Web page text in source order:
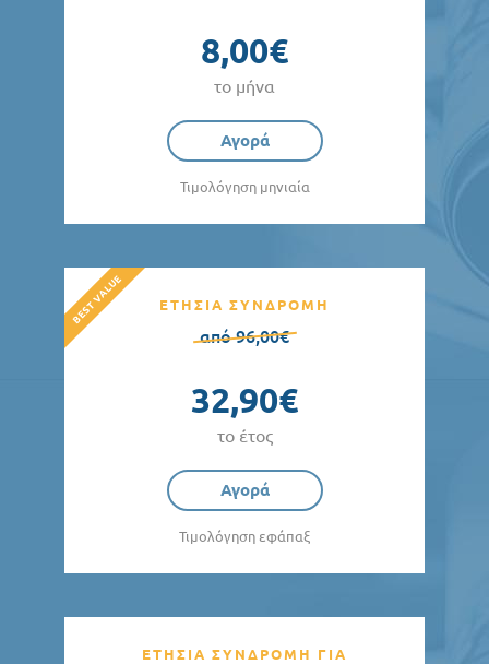
8,00€
το μήνα
Αγορά
Τιμολόγηση μηνιαία
ΕΤΗΣΙΑ ΣΥΝΔΡΟΜΗ
από 96,00€
32,90€
το έτος
Αγορά
Τιμολόγηση εφάπαξ
ΕΤΗΣΙΑ ΣΥΝΔΡΟΜΗ ΓΙΑ